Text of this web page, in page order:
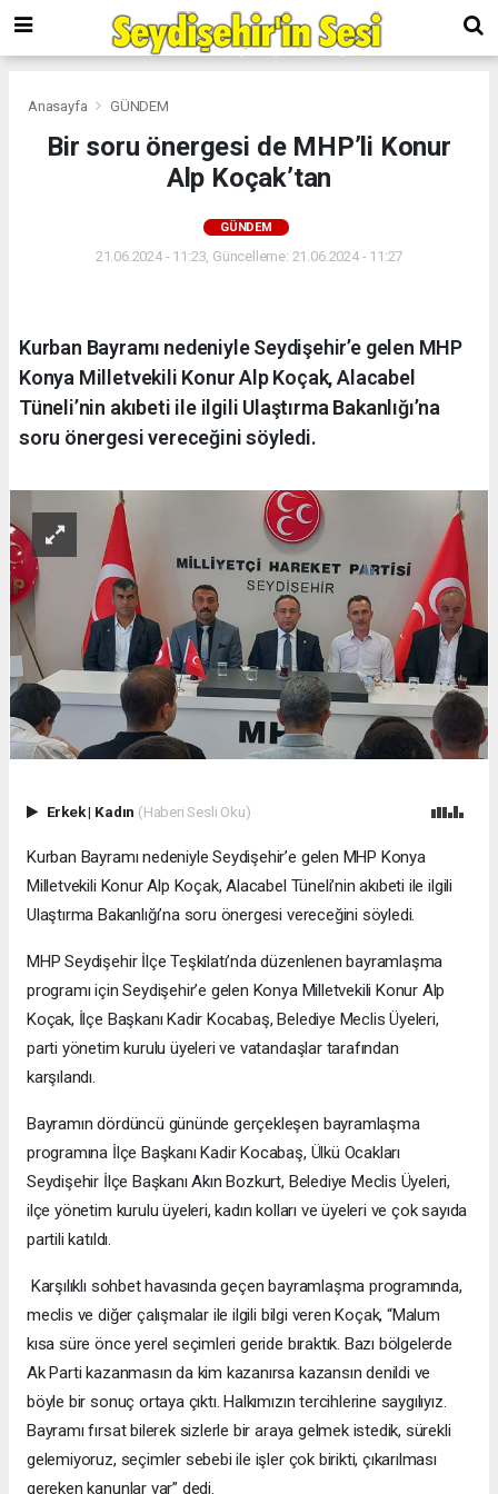
Anasayfa GÜNDEM
Bir soru önergesi de MHP’li Konur
Alp Koçak’tan
GÜNDEM
21.06.2024 - 11:23, Güncelleme: 21.06.2024 - 11:27
Kurban Bayramı nedeniyle Seydişehir’e gelen MHP
Konya Milletvekili Konur Alp Koçak, Alacabel
Tüneli’nin akıbeti ile ilgili Ulaştırma Bakanlığı’na
soru önergesi vereceğini söyledi.
Erkek| Kadın (Haberi Sesli Oku)
Kurban Bayramı nedeniyle Seydişehir’e gelen MHP Konya
Milletvekili Konur Alp Koçak, Alacabel Tüneli’nin akıbeti ile ilgili
Ulaştırma Bakanlığı’na soru önergesi vereceğini söyledi.
MHP Seydişehir İlçe Teşkilatı’nda düzenlenen bayramlaşma
programı için Seydişehir’e gelen Konya Milletvekili Konur Alp
Koçak, İlçe Başkanı Kadir Kocabaş, Belediye Meclis Üyeleri,
parti yönetim kurulu üyeleri ve vatandaşlar tarafından
karşılandı.
Bayramın dördüncü gününde gerçekleşen bayramlaşma
programına İlçe Başkanı Kadir Kocabaş, Ülkü Ocakları
Seydişehir İlçe Başkanı Akın Bozkurt, Belediye Meclis Üyeleri,
ilçe yönetim kurulu üyeleri, kadın kolları ve üyeleri ve çok sayıda
partili katıldı.
Karşılıklı sohbet havasında geçen bayramlaşma programında,
meclis ve diğer çalışmalar ile ilgili bilgi veren Koçak, “Malum
kısa süre önce yerel seçimleri geride bıraktık. Bazı bölgelerde
Ak Parti kazanmasın da kim kazanırsa kazansın denildi ve
böyle bir sonuç ortaya çıktı. Halkımızın tercihlerine saygılıyız.
Bayramı fırsat bilerek sizlerle bir araya gelmek istedik, sürekli
gelemiyoruz, seçimler sebebi ile işler çok birikti, çıkarılması
gereken kanunlar var” dedi.